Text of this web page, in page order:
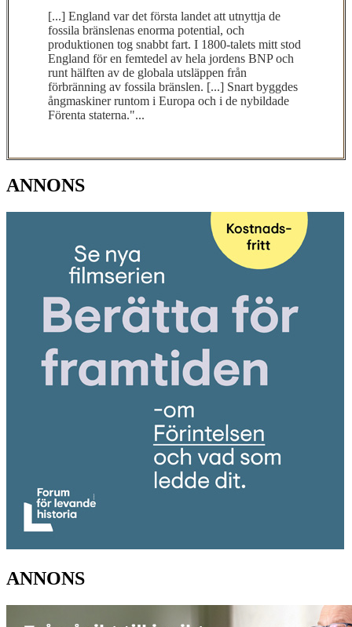
[...] England var det första landet att utnyttja de
fossila bränslenas enorma potential, och
produktionen tog snabbt fart. I 1800-talets mitt stod
England för en femtedel av hela jordens BNP och
runt hälften av de globala utsläppen från
förbränning av fossila bränslen. [...] Snart byggdes
ångmaskiner runtom i Europa och i de nybildade
Förenta staterna."...
ANNONS
ANNONS